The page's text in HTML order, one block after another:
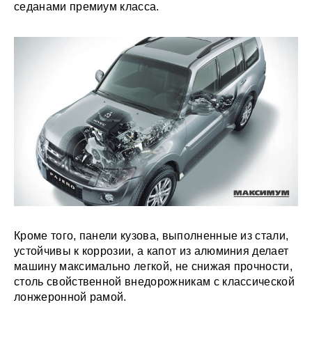
седанами премиум класса.
Кроме того, панели кузова, выполненные из стали,
устойчивы к коррозии, а капот из алюминия делает
машину максимально легкой, не снижая прочности,
столь свойственной внедорожникам с классической
лонжеронной рамой.